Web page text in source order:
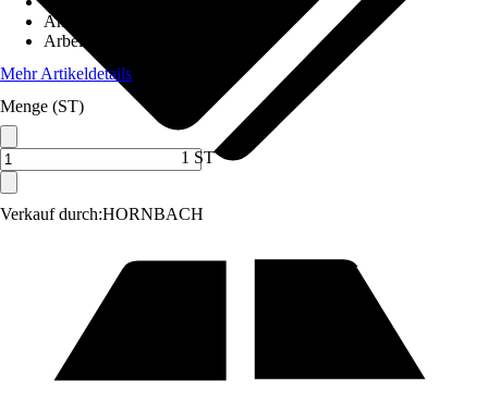
Verkauf durch:HORNBACH
Anwendung
Arbeitsbereich
Mehr Artikeldetails
Menge (ST)
1 ST